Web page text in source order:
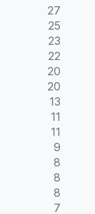
27
25
23
22
20
20
13
11
11
9
8
8
8
7